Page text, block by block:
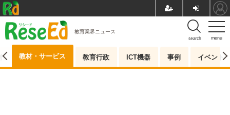
menu
search
教育業界ニュース
教材・サービス 教育行政 ICT機器 事例 イベント